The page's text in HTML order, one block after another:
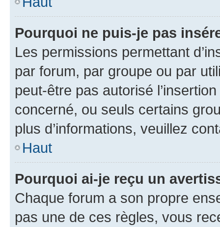
Pourquoi ne puis-je pas
Les permissions permettant
par forum, par groupe ou par
peut-être pas autorisé
concerné, ou seuls certains
plus d’informations, veuillez
Haut
Pourquoi ai-je reçu un
Chaque forum a son propre
pas une de ces règles, vous